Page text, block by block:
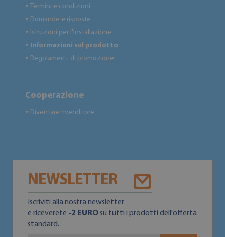
● Termini e condizioni
● Domande e risposte
● Istruzioni per l'installazione
● Informazioni sul prodotto
● Regolamenti di promozione
Cooperazione
● Diventare rivenditore
NEWSLETTER
Iscriviti alla nostra newsletter
e riceverete -2 EUROsu tutti i prodotti dell'offerta
standard.